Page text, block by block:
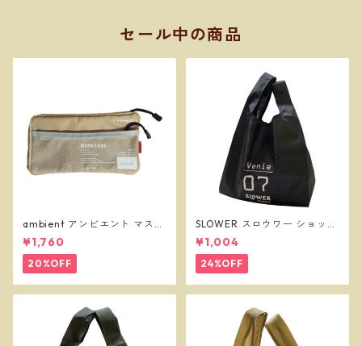
セール中の商品
ambient アンビエント マスク
ケース ベージュ
¥1,760
20%OFF
SLOWER スロウワー ショッパ
ーバッグ ビーニー L ブラック
SLW255
¥1,004
24%OFF